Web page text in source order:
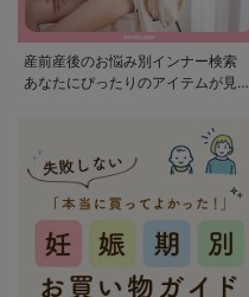
産前産後のお悩み別インナー検索
あなたにぴったりのアイテムが見つ